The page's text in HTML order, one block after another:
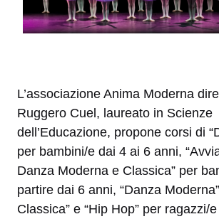
L’associazione Anima Moderna
Ruggero Cuel, laureato in Scienze
dell’Educazione, propone corsi di
per bambini/e dai 4 ai 6 anni,
Danza Moderna e Classica” per
partire dai 6 anni, “Danza
Classica” e “Hip Hop” per ragazzi/